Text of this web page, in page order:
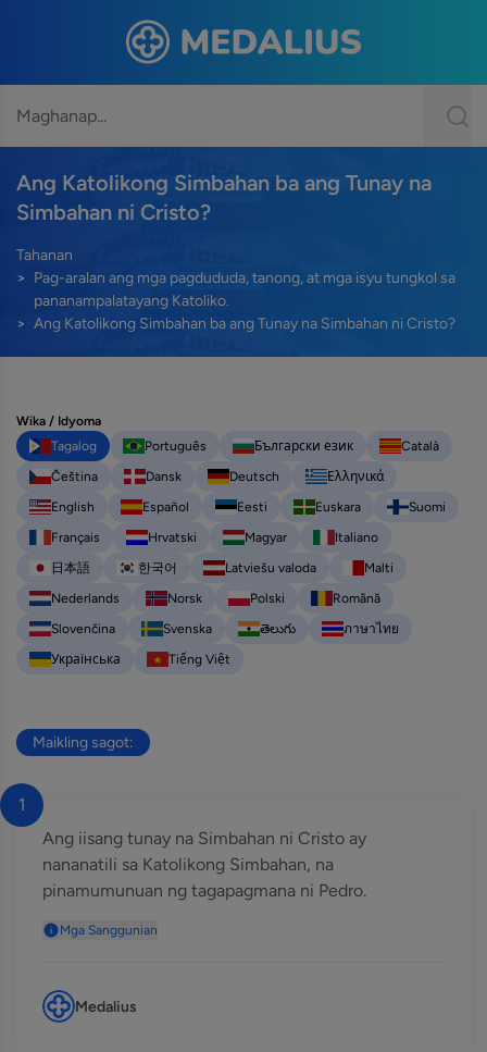
Ang Katolikong Simbahan ba ang Tunay na
Simbahan ni Cristo?
Tahanan
Pag-aralan ang mga pagdududa, tanong, at mga isyu tungkol sa
pananampalatayang Katoliko.
Ang Katolikong Simbahan ba ang Tunay na Simbahan ni Cristo?
Wika / Idyoma
Tagalog
Português Български език
Català
Čeština
Dansk Deutsch
Ελληνικά
English
Español Eesti Euskara
Suomi
Français
Hrvatski Magyar
Italiano
日本語
한국어 Latviešu valoda
Malti
Nederlands
Norsk Polski
Română
Slovenčina
Svenska తెలుగు
ภาษาไทย
Українська
Tiếng Việt
Maikling sagot:
1
Ang iisang tunay na Simbahan ni Cristo ay
nananatili sa Katolikong Simbahan, na
pinamumunuan ng tagapagmana ni Pedro.
Mga Sanggunian
Medalius